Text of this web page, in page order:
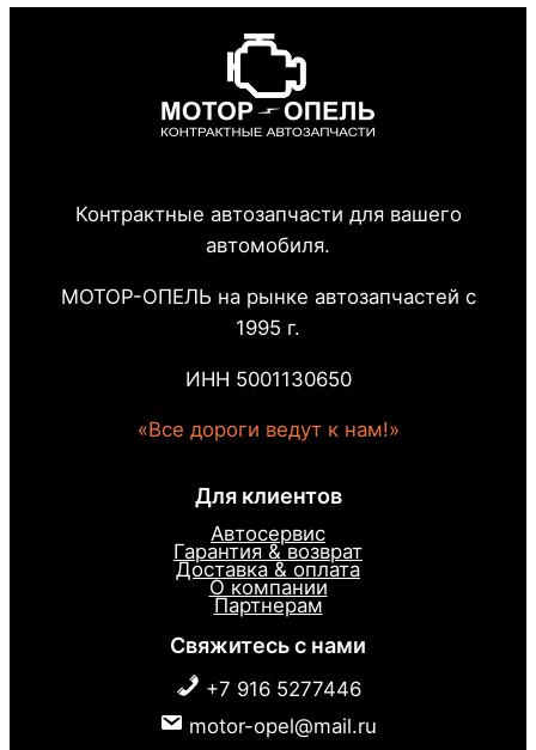
Контрактные автозапчасти для вашего
автомобиля.
МОТОР-ОПЕЛЬ на рынке автозапчастей с
1995 г.
ИНН 5001130650
«Все дороги ведут к нам!»
Для клиентов
Автосервис
Гарантия & возврат
Доставка & оплата
О компании
Партнерам
Свяжитесь с нами
+7 916 5277446
motor-opel@mail.ru